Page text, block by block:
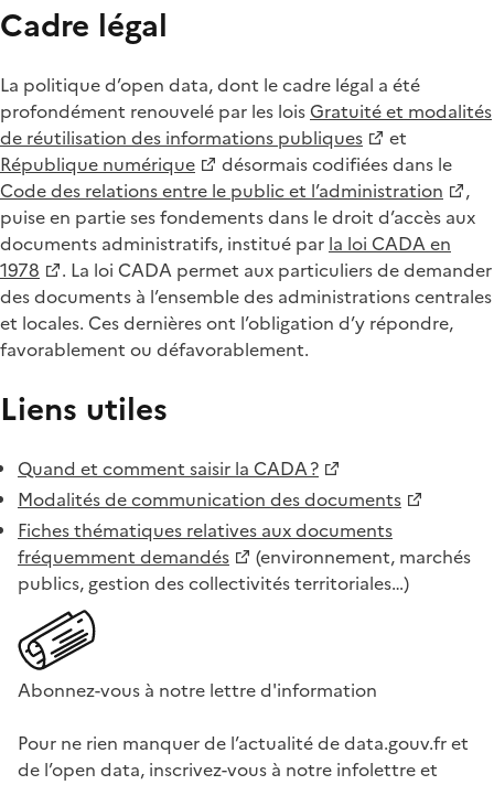
Cadre légal
La politique d’open data, dont le cadre légal a été
profondément renouvelé par les loisGratuité et modalités
de réutilisation des informations publiques
et
République numérique
désormais codifiées dans le
Code des relations entre le public et l’administration
,
puise en partie ses fondements dans le droit d’accès aux
documents administratifs, institué par la loi CADA en
1978
. La loi CADA permet aux particuliers de demander
des documents à l’ensemble des administrations centrales
et locales. Ces dernières ont l’obligation d’y répondre,
favorablement ou défavorablement.
Liens utiles
Quand et comment saisir la CADA ?
Modalités de communication des documents
Fiches thématiques relatives aux documents
fréquemment demandés
(environnement, marchés
publics, gestion des collectivités territoriales…)
Abonnez-vous à notre lettre d'information
Pour ne rien manquer de l’actualité de data.gouv.fr et
de l’open data, inscrivez-vous à notre infolettre et